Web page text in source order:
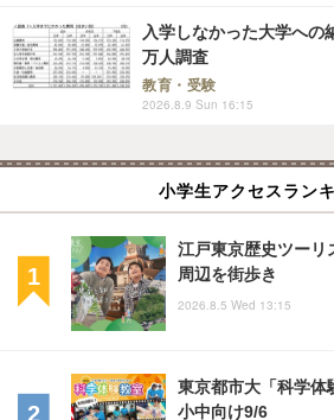
入学しなかった大学へ
万人調査
教育・受験
2026.8.9 Sun 16:15
小学生アクセスラン
江戸東京歴史ツーリ
周辺を街歩き
2026.8.5 Wed 13:15
東京都市大「科学体
小中向け9/6